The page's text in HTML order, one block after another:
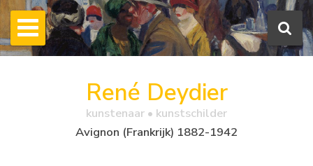
René Deydier
kunstenaar • kunstschilder
Avignon (Frankrijk) 1882-1942